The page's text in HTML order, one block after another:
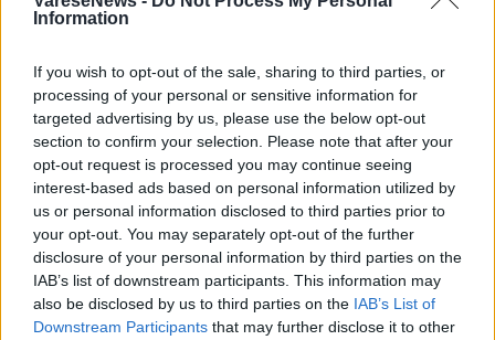
Information
If you wish to opt-out of the sale, sharing to third parties, or
processing of your personal or sensitive information for
targeted advertising by us, please use the below opt-out
section to confirm your selection. Please note that after your
opt-out request is processed you may continue seeing
interest-based ads based on personal information utilized by
us or personal information disclosed to third parties prior to
your opt-out. You may separately opt-out of the further
disclosure of your personal information by third parties on the
IAB’s list of downstream participants. This information may
also be disclosed by us to third parties on the IAB’s List of
Downstream Participants that may further disclose it to other
GALLARATE
Don Pietro Bassetti scrive a Crenna e
Moriggia: “Sarò in mezzo a voi come colui